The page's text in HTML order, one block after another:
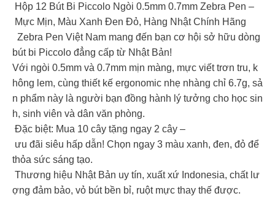
Hộp 12 Bút Bi Piccolo Ngòi 0.5mm 0.7mm Zebra Pen –
Mực Mịn, Màu Xanh Đen Đỏ, Hàng Nhật Chính Hãng
Zebra Pen Việt Nam mang đến bạn cơ hội sở hữu dòng
bút bi Piccolo đẳng cấp từ Nhật Bản!
Với ngòi 0.5mm và 0.7mm mịn màng, mực viết trơn tru, k
hông lem, cùng thiết kế ergonomic nhẹ nhàng chỉ 6.7g, sả
n phẩm này là người bạn đồng hành lý tưởng cho học sin
h, sinh viên và dân văn phòng.
Đặc biệt: Mua 10 cây tặng ngay 2 cây –
ưu đãi siêu hấp dẫn! Chọn ngay 3 màu xanh, đen, đỏ để
thỏa sức sáng tạo.
Thương hiệu Nhật Bản uy tín, xuất xứ Indonesia, chất lư
ợng đảm bảo, vỏ bút bền bỉ, ruột mực thay thế được.